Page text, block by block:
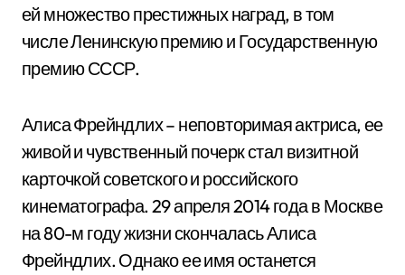
ей множество престижных наград, в том
числе Ленинскую премию и Государственную
премию СССР.
Алиса Фрейндлих – неповторимая актриса, ее
живой и чувственный почерк стал визитной
карточкой советского и российского
кинематографа. 29 апреля 2014 года в Москве
на 80-м году жизни скончалась Алиса
Фрейндлих. Однако ее имя останется